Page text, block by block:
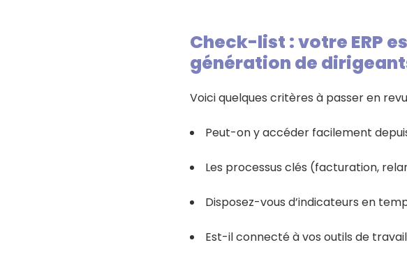
Check-list : votre ERP
génération de
Voici quelques critères à passer en
Peut-on y accéder facilement
Les processus clés (facturation,
Disposez-vous d’indicateurs en
Est-il connecté à vos outils de